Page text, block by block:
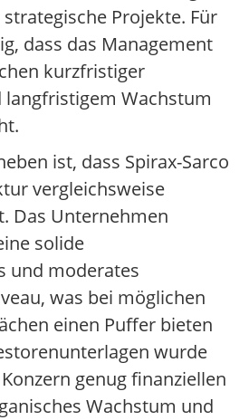
Projekte. Für
dass das Management
kurzfristiger
Wachstum
ist, dass Spirax-Sarco
vergleichsweise
Das Unternehmen
solide
und moderates
was bei möglichen
einen Puffer bieten
wurde
genug finanziellen
Wachstum und